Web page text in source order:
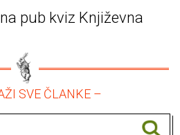
pub kviz Književna
SVE ČLANKE –